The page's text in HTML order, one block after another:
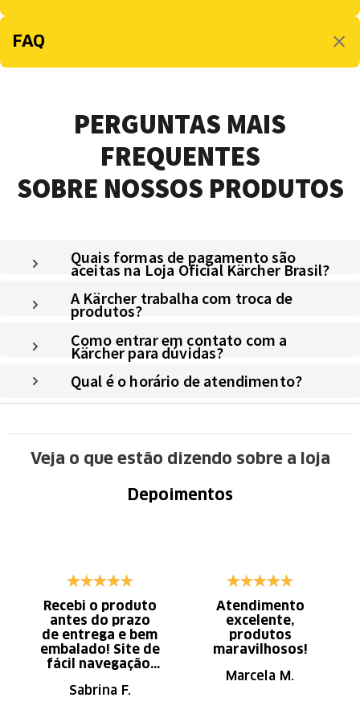
FAQ
PERGUNTAS MAIS
FREQUENTES
SOBRE NOSSOS PRODUTOS
Quais formas de pagamento são
aceitas na Loja Oficial Kärcher Brasil?
A Kärcher trabalha com troca de
produtos?
Como entrar em contato com a
Kärcher para dúvidas?
Qual é o horário de atendimento?
Veja o que estão dizendo sobre a loja
Depoimentos
Recebi o produto
antes do prazo
de entrega e bem
embalado! Site de
fácil navegação.
Sabrina F.
Atendimento
excelente,
produtos
maravilhosos!
Marcela M.